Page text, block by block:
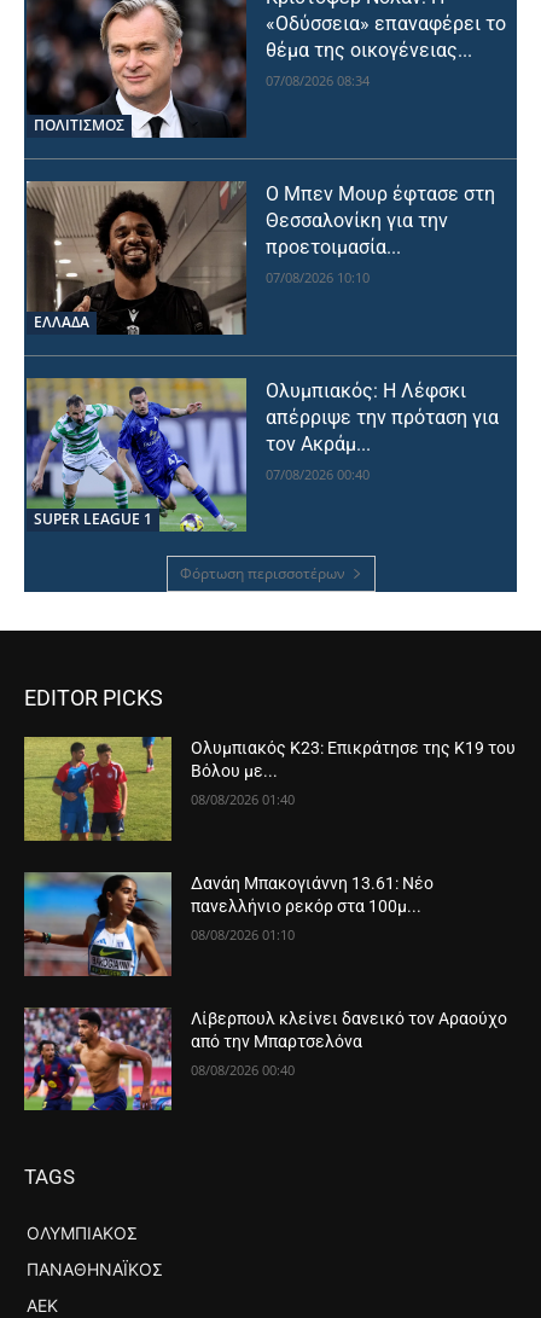
ΠΟΛΙΤΙΣΜΟΣ
«Οδύσσεια» επαναφέρει το
θέμα της οικογένειας...
07/08/2026 08:34
ΕΛΛΑΔΑ
Ο Μπεν Μουρ έφτασε στη
Θεσσαλονίκη για την
προετοιμασία...
07/08/2026 10:10
SUPER LEAGUE 1
Ολυμπιακός: Η Λέφσκι
απέρριψε την πρόταση για
τον Ακράμ...
07/08/2026 00:40
Φόρτωση περισσοτέρων
EDITOR PICKS
Ολυμπιακός Κ23: Επικράτησε της Κ19 του
Βόλου με...
08/08/2026 01:40
Δανάη Μπακογιάννη 13.61: Νέο
πανελλήνιο ρεκόρ στα 100μ...
08/08/2026 01:10
Λίβερπουλ κλείνει δανεικό τον Αραούχο
από την Μπαρτσελόνα
08/08/2026 00:40
TAGS
ΟΛΥΜΠΙΑΚΌΣ
ΠΑΝΑΘΗΝΑΪΚΌΣ
ΑΕΚ